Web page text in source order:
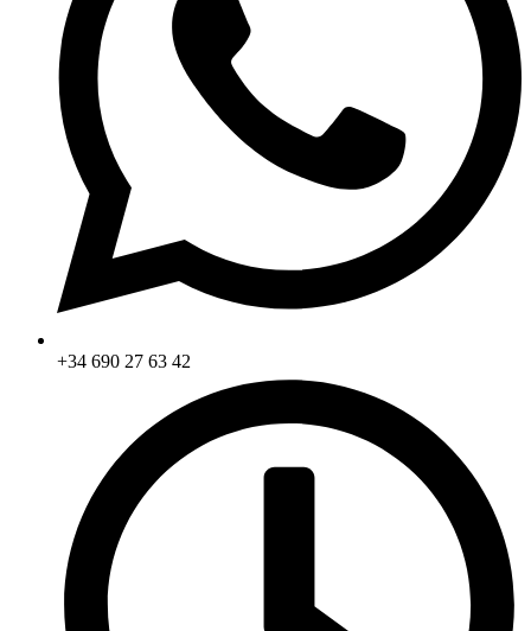
+34 690 27 63 42